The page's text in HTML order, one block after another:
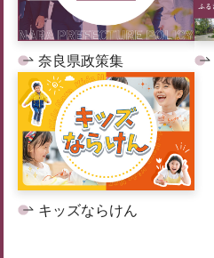
奈良県政策集
キッズならけん